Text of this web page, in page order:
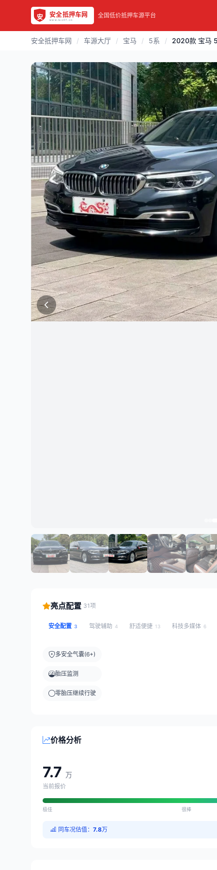
全国低价抵押车源平台
安全抵押车网 / 车源大厅 / 宝马 / 5系 / 2020款 宝马
亮点配置 31项
安全配置 3 驾驶辅助 4 舒适便捷 13 科技多媒体 6
多安全气囊(6+)
胎压监测
零胎压继续行驶
价格分析
7.7 万
当前报价
极佳 很棒
同车况估值： 7.8万